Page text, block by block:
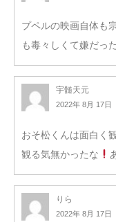
プペルの映画自体も
も毒々しくて嫌だった
宇髄天元
2022年 8月 17日
おそ松くんは面白く
観る気無かったな
りら
2022年 8月 17日